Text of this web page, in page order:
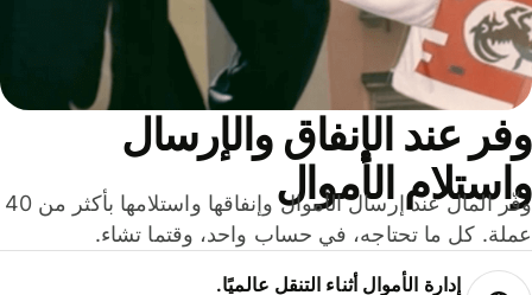
عند الإنفاق والإرسال
الأموال
وفّر المال عند إرسال الأموال وإنفاقها واستلامها بأكثر من 40
كل ما تحتاجه، في حساب واحد، وقتما تشاء.
إدارة الأموال أثناء التنقل عالميًا.